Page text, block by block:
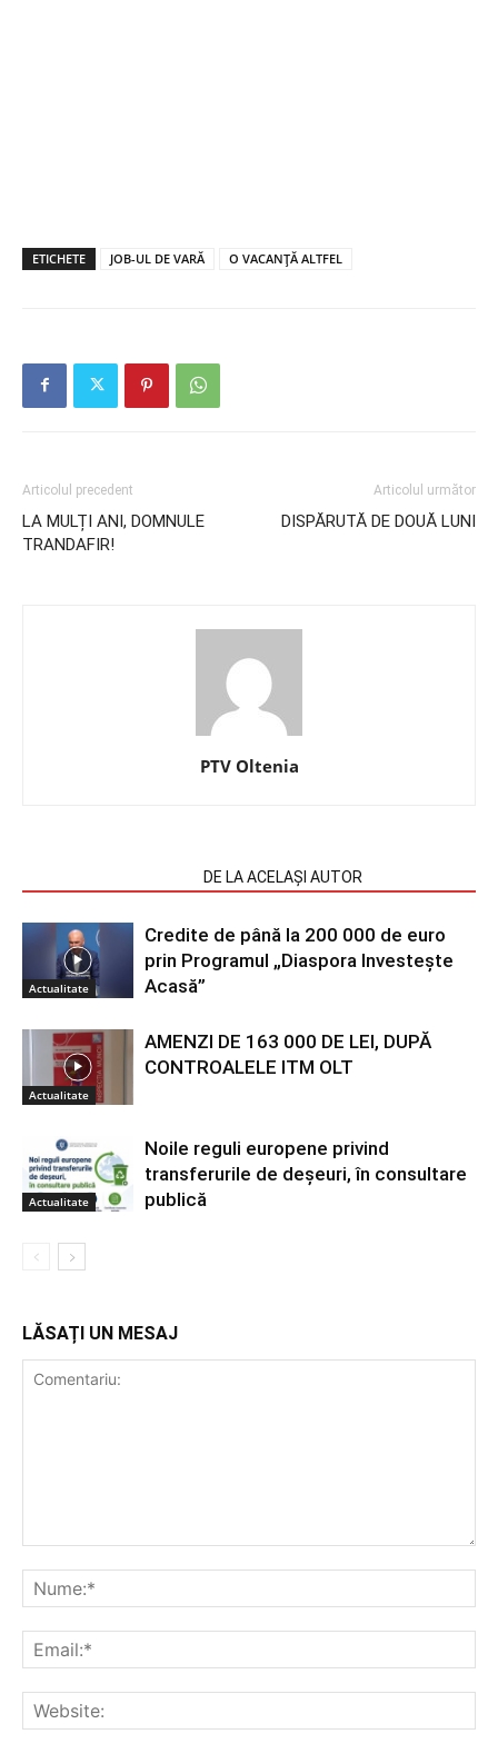
ETICHETE JOB-UL DE VARĂ O VACANȚĂ ALTFEL
Articolul precedent
LA MULȚI ANI, DOMNULE
TRANDAFIR!
Articolul următor
DISPĂRUTĂ DE DOUĂ LUNI
PTV Oltenia
DE LA ACELAȘI AUTOR
Actualitate
Credite de până la 200 000 de euro
prin Programul „Diaspora Investește
Acasă”
Actualitate
AMENZI DE 163 000 DE LEI, DUPĂ
CONTROALELE ITM OLT
Actualitate
Noile reguli europene privind
transferurile de deșeuri, în consultare
publică
LĂSAȚI UN MESAJ